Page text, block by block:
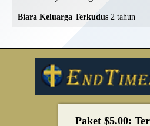
Biara Keluarga Terkudus 2 tahun
Paket $5.00: